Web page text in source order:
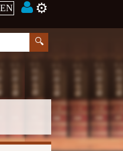
EN ⚙️